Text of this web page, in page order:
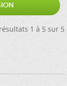
1 à 5 sur 5